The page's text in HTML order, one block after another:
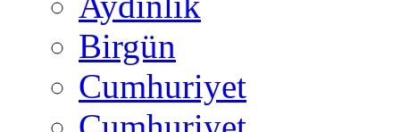
Birgün
Cumhuriyet